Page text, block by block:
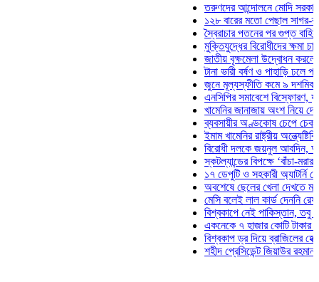
তরুণদের আন্দোলনে মোদি সরকার
১২৮ বারের মতো পেছাল সাগর-রুনি
স্বৈরাচার পতনের পর গুপ্ত বাহিনীর
মুক্তিযুদ্ধের বিরোধীদের ক্ষমা চাইতে
জাতীয় বৃক্ষমেলা উদ্বোধন করলেন
টানা ভারী বর্ষণ ও পাহাড়ি ঢলে
জুনে মূল্যস্ফীতি কমে ৯ দশমিক ১৬
এনসিপির সমাবেশে বিস্ফোরণ,
খামেনির জানাজায় অংশ নিয়ে দেশে
ব্যবসায়ীর অণ্ডকোষ চেপে চেক-
ইমাম খামেনির রাষ্ট্রীয়
বিরোধী দলকে জয়নুল আবদিন,
স্কটল্যান্ডের বিপক্ষে ‘বাঁচা-মরার
১৭ ডেপুটি ও সহকারী অ্যাটর্নি
অবশেষে ছেলের খেলা দেখতে মাঠে
মেসি বলেই লাল কার্ড দেননি রেফারি!
বিশ্বকাপে নেই পাকিস্তান, তবু
একনেকে ৭ হাজার কোটি টাকার ৫
বিশ্বকাপ ড্র দিয়ে ব্রাজিলের হেক্সা
শহীদ প্রেসিডেন্ট জিয়াউর রহমান